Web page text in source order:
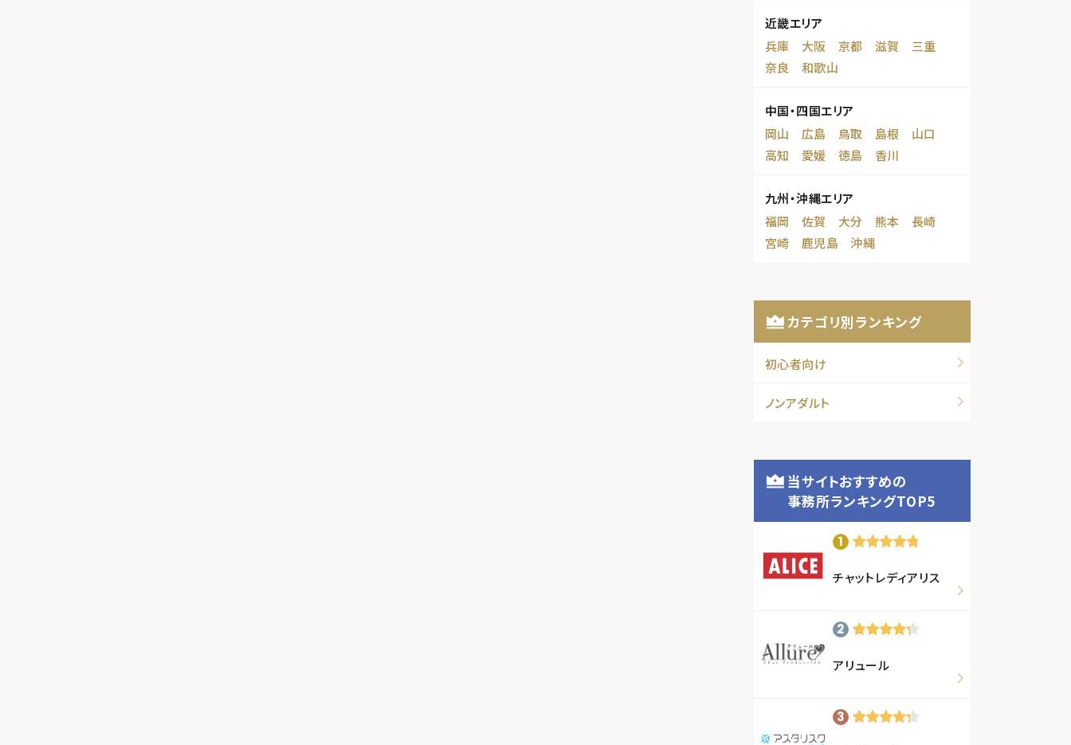
近畿エリア
兵庫
大阪 京都 滋賀
三重
奈良
和歌山
中国・四国エリア
岡山
広島 鳥取 島根
山口
高知
愛媛 徳島 香川
九州・沖縄エリア
福岡
佐賀 大分 熊本
長崎
宮崎
鹿児島 沖縄
カテゴリ別ランキング
初心者向け
ノンアダルト
当サイトおすすめの
事務所ランキングTOP5
チャットレディアリス
アリュール